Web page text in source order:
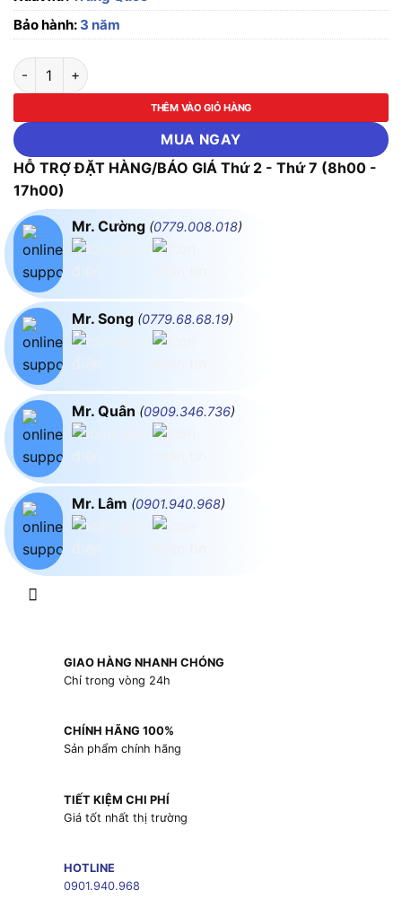
Bảo hành: 3 năm
Bộ lưu điện APC Easy Online SRV3KI 3000VA/2400W số
THÊM VÀO GIỎ HÀNG
MUA NGAY
HỖ TRỢ ĐẶT HÀNG/BÁO GIÁ Thứ 2 - Thứ 7 (8h00 -
17h00)
Mr. Cường (0779.008.018)
Mr. Song (0779.68.68.19)
Mr. Quân (0909.346.736)
Mr. Lâm (0901.940.968)
GIAO HÀNG NHANH CHÓNG
Chỉ trong vòng 24h
CHÍNH HÃNG 100%
Sản phẩm chính hãng
TIẾT KIỆM CHI PHÍ
Giá tốt nhất thị trường
HOTLINE
0901.940.968